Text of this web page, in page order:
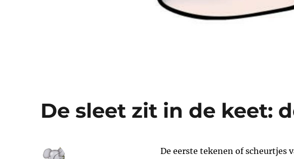
De sleet zit in de keet:
De eerste tekenen of scheurtjes